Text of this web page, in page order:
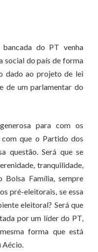
do PT venha
social do país de forma
dado ao projeto de lei
de um parlamentar do
para com os
que o Partido dos
questão. Será que se
tranquilidade,
Bolsa Família, sempre
pré-eleitorais, se essa
eleitoral? Será que
por um líder do PT,
forma que está
Aécio.